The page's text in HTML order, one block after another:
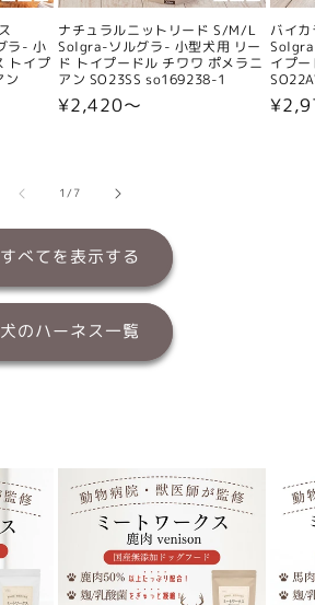
ラ- 小
トイプ
ン
ナチュラルニットリード S/M/L
Solgra-ソルグラ- 小型犬用 リー
ド トイプードル チワワ ポメラニ
アン SO23SS so169238-1
通
¥2,420〜
バイ
イプ
通
1/の
7
すべてを表示する
犬のハーネス一覧